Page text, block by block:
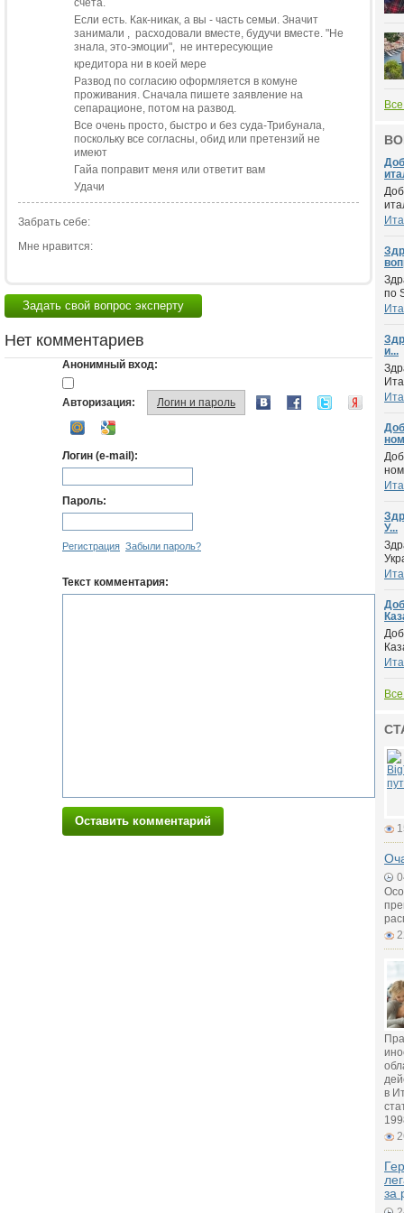
счета.
Если есть. Как-никак, а вы - часть семьи. Значит
занимали , расходовали вместе, будучи вместе. "Не
знала, это-эмоции", не интересующие
кредитора ни в коей мере
Развод по согласию оформляется в комуне
проживания. Сначала пишете заявление на
сепарационе, потом на развод.
Все очень просто, быстро и без суда-Трибунала,
поскольку все согласны, обид или претензий не
имеют
Гайа поправит меня или ответит вам
Удачи
Забрать себе:
Мне нравится:
Задать свой вопрос эксперту
Нет комментариев
Анонимный вход:
Авторизация: Логин и пароль
Логин (e-mail):
Пароль:
Регистрация Забыли пароль?
Текст комментария:
Оставить комментарий
по
и...
У...
в
за